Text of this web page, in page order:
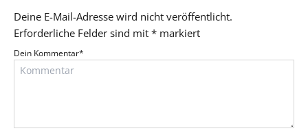
Deine E-Mail-Adresse wird nicht veröffentlicht.
Erforderliche Felder sind mit * markiert
Dein Kommentar*